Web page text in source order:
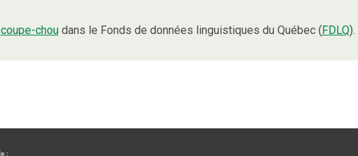
coupe-choudans le Fonds de données linguistiques du Québec (FDLQ).